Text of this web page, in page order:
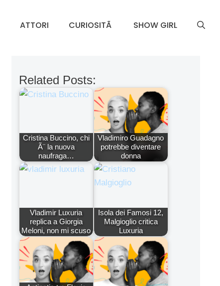
ATTORI CURIOSITÃ SHOW GIRL
Related Posts:
Cristina Buccino, chi
Ã¨ la nuova
naufraga…
Vladimiro Guadagno
potrebbe diventare
donna
Vladimir Luxuria
replica a Giorgia
Meloni, non mi scuso
Isola dei Famosi 12,
Malgioglio critica
Luxuria